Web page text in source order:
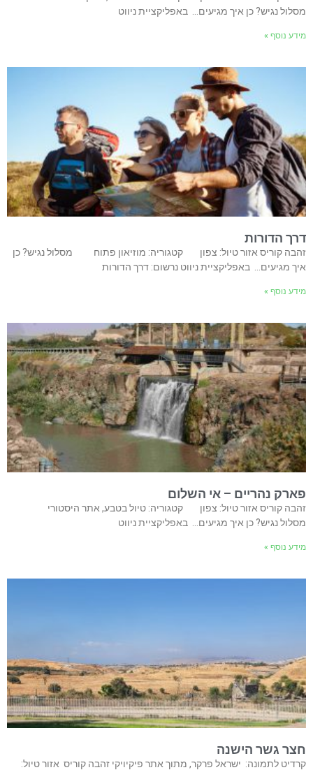
מסלול נגיש? כן איך מגיעים… באפליקציית ניווט
מידע נוסף »
דרך הדורות
זהבה קוריס אזור טיול: צפון קטגוריה: מוזיאון פתוח מסלול נגיש? כן
איך מגיעים… באפליקציית ניווט נרשום: דרך הדורות
מידע נוסף »
פארק נהריים – אי השלום
זהבה קוריס אזור טיול: צפון קטגוריה: טיול בטבע, אתר היסטורי
מסלול נגיש? כן איך מגיעים… באפליקציית ניווט
מידע נוסף »
חצר גשר הישנה
קרדיט לתמונה: ישראל פרקר, מתוך אתר פיקיויקי זהבה קוריס אזור טיול: